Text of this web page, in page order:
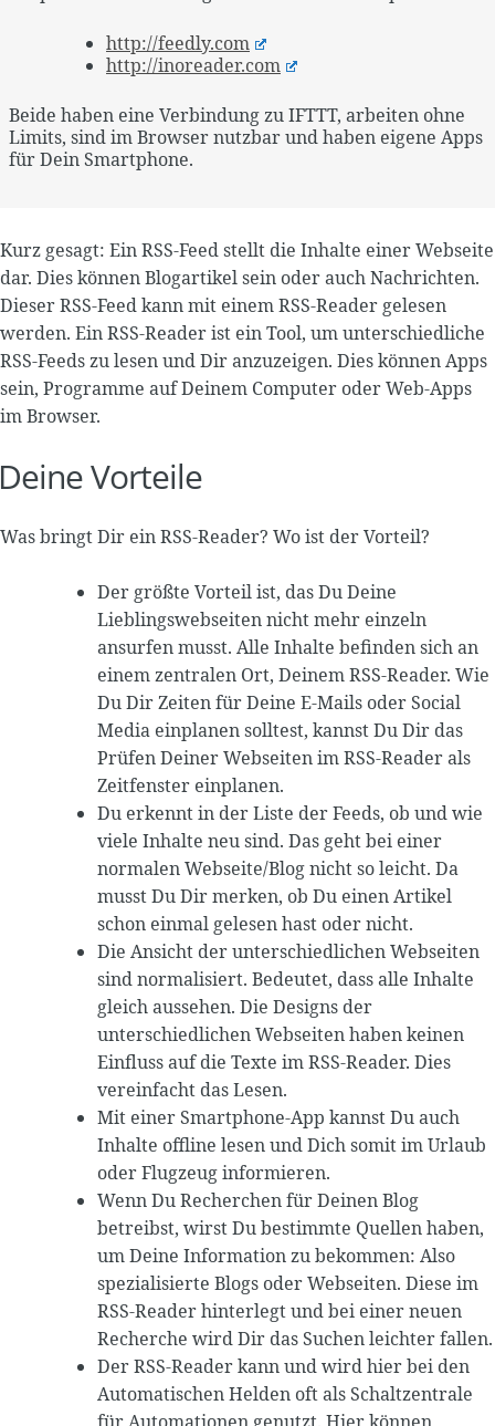
http://feedly.com
http://inoreader.com
Beide haben eine Verbindung zu IFTTT, arbeiten ohne
Limits, sind im Browser nutzbar und haben eigene Apps
für Dein Smartphone.
Kurz gesagt: Ein RSS-Feed stellt die Inhalte einer Webseite
dar. Dies können Blogartikel sein oder auch Nachrichten.
Dieser RSS-Feed kann mit einem RSS-Reader gelesen
werden. Ein RSS-Reader ist ein Tool, um unterschiedliche
RSS-Feeds zu lesen und Dir anzuzeigen. Dies können Apps
sein, Programme auf Deinem Computer oder Web-Apps
im Browser.
Vorteile
Was bringt Dir ein RSS-Reader? Wo ist der Vorteil?
Der größte Vorteil ist, das Du Deine
Lieblingswebseiten nicht mehr einzeln
ansurfen musst. Alle Inhalte befinden sich an
einem zentralen Ort, Deinem RSS-Reader. Wie
Du Dir Zeiten für Deine E-Mails oder Social
Media einplanen solltest, kannst Du Dir das
Prüfen Deiner Webseiten im RSS-Reader als
Zeitfenster einplanen.
Du erkennt in der Liste der Feeds, ob und wie
viele Inhalte neu sind. Das geht bei einer
normalen Webseite/Blog nicht so leicht. Da
musst Du Dir merken, ob Du einen Artikel
schon einmal gelesen hast oder nicht.
Die Ansicht der unterschiedlichen Webseiten
sind normalisiert. Bedeutet, dass alle Inhalte
gleich aussehen. Die Designs der
unterschiedlichen Webseiten haben keinen
Einfluss auf die Texte im RSS-Reader. Dies
vereinfacht das Lesen.
Mit einer Smartphone-App kannst Du auch
Inhalte offline lesen und Dich somit im Urlaub
oder Flugzeug informieren.
Wenn Du Recherchen für Deinen Blog
betreibst, wirst Du bestimmte Quellen haben,
um Deine Information zu bekommen: Also
spezialisierte Blogs oder Webseiten. Diese im
RSS-Reader hinterlegt und bei einer neuen
Recherche wird Dir das Suchen leichter fallen.
Der RSS-Reader kann und wird hier bei den
Automatischen Helden oft als Schaltzentrale